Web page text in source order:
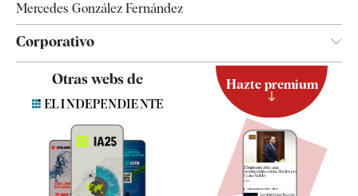
Mercedes González Fernández
Corporativo
Contacto
Quiénes somos
Especificaciones
Otras webs de Hazte premium